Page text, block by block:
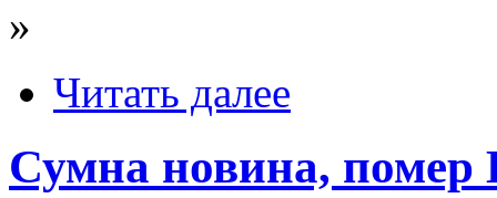
»
Читать далее
Сумна новина, помер